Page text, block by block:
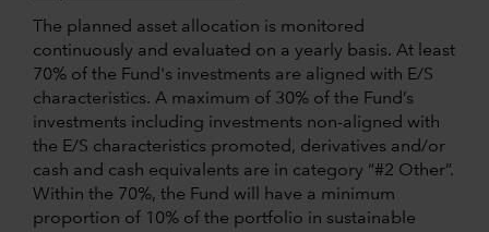
The planned asset allocation is monitored
continuously and evaluated on a yearly basis. At least
70% of the Fund's investments are aligned with E/S
characteristics. A maximum of 30% of the Fund’s
investments including investments non-aligned with
the E/S characteristics promoted, derivatives and/or
cash and cash equivalents are in category “#2 Other”.
Within the 70%, the Fund will have a minimum
proportion of 10% of the portfolio in sustainable